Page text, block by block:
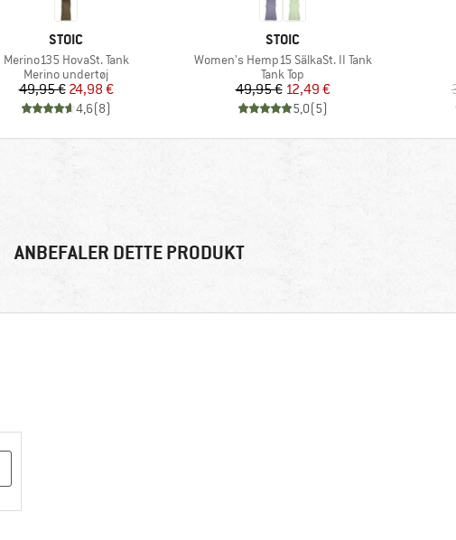
MÆRKE
STOIC
Artikel
Merino135 HovaSt. Tank
Produktgruppe
Merino undertøj
Pris
49,95 €Nedsat pris
24,98 €
4,6(8)
MÆRKE
STOIC
Artikel
Women's Hemp15 SälkaSt. II Tank
Produktgruppe
Tank Top
Pris
49,95 €Nedsat pris
12,49 €
5,0(5)
ANBEFALER DETTE PRODUKT